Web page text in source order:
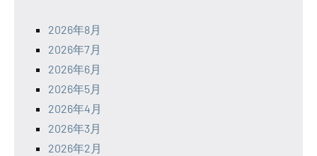
2026年8月
2026年7月
2026年6月
2026年5月
2026年4月
2026年3月
2026年2月